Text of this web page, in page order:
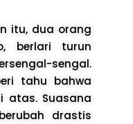
itu, dua orang
berlari turun
sengal.
tahu bahwa
atas. Suasana
drastis